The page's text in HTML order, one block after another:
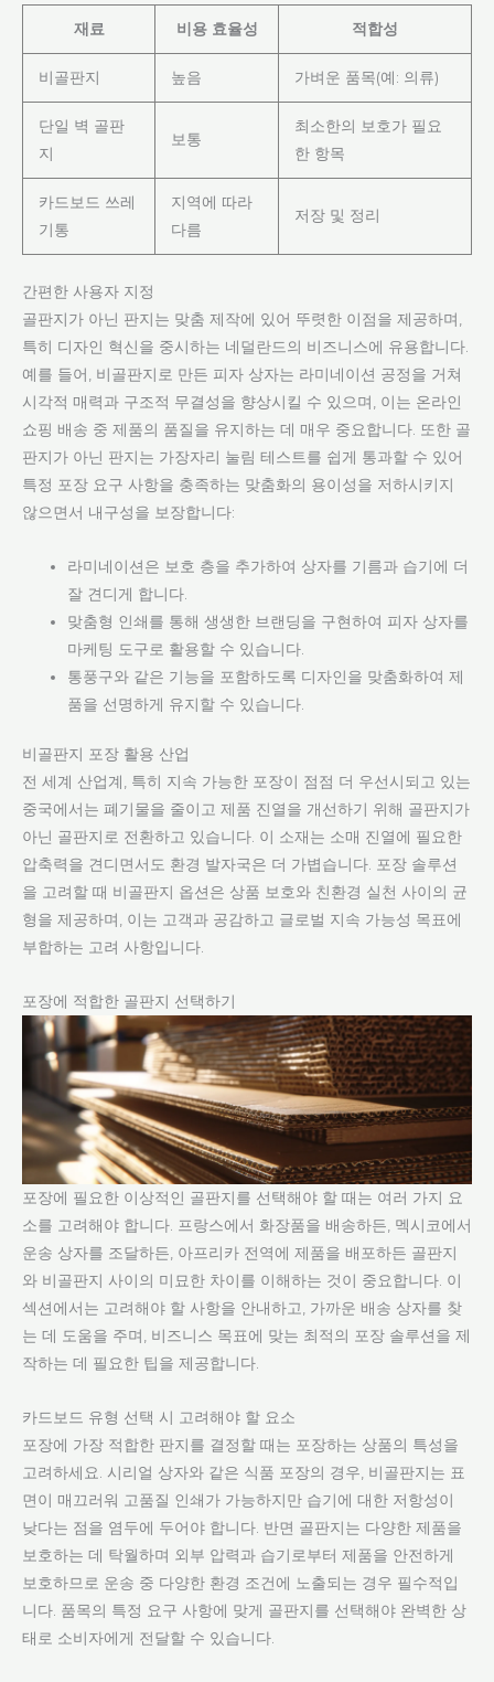
재료 비용 효율성 적합성
비골판지 높음 가벼운 품목(예: 의류)
단일 벽 골판
지
보통
최소한의 보호가 필요
한 항목
카드보드 쓰레
기통
지역에 따라
다름
저장 및 정리
간편한 사용자 지정
골판지가 아닌 판지는 맞춤 제작에 있어 뚜렷한 이점을 제공하며,
특히 디자인 혁신을 중시하는 네덜란드의 비즈니스에 유용합니다.
예를 들어, 비골판지로 만든 피자 상자는 라미네이션 공정을 거쳐
시각적 매력과 구조적 무결성을 향상시킬 수 있으며, 이는 온라인
쇼핑 배송 중 제품의 품질을 유지하는 데 매우 중요합니다. 또한 골
판지가 아닌 판지는 가장자리 눌림 테스트를 쉽게 통과할 수 있어
특정 포장 요구 사항을 충족하는 맞춤화의 용이성을 저하시키지
않으면서 내구성을 보장합니다:
라미네이션은 보호 층을 추가하여 상자를 기름과 습기에 더
잘 견디게 합니다.
맞춤형 인쇄를 통해 생생한 브랜딩을 구현하여 피자 상자를
마케팅 도구로 활용할 수 있습니다.
통풍구와 같은 기능을 포함하도록 디자인을 맞춤화하여 제
품을 선명하게 유지할 수 있습니다.
비골판지 포장 활용 산업
전 세계 산업계, 특히 지속 가능한 포장이 점점 더 우선시되고 있는
중국에서는 폐기물을 줄이고 제품 진열을 개선하기 위해 골판지가
아닌 골판지로 전환하고 있습니다. 이 소재는 소매 진열에 필요한
압축력을 견디면서도 환경 발자국은 더 가볍습니다. 포장 솔루션
을 고려할 때 비골판지 옵션은 상품 보호와 친환경 실천 사이의 균
형을 제공하며, 이는 고객과 공감하고 글로벌 지속 가능성 목표에
부합하는 고려 사항입니다.
포장에 적합한 골판지 선택하기
포장에 필요한 이상적인 골판지를 선택해야 할 때는 여러 가지 요
소를 고려해야 합니다. 프랑스에서 화장품을 배송하든, 멕시코에서
운송 상자를 조달하든, 아프리카 전역에 제품을 배포하든 골판지
와 비골판지 사이의 미묘한 차이를 이해하는 것이 중요합니다. 이
섹션에서는 고려해야 할 사항을 안내하고, 가까운 배송 상자를 찾
는 데 도움을 주며, 비즈니스 목표에 맞는 최적의 포장 솔루션을 제
작하는 데 필요한 팁을 제공합니다.
카드보드 유형 선택 시 고려해야 할 요소
포장에 가장 적합한 판지를 결정할 때는 포장하는 상품의 특성을
고려하세요. 시리얼 상자와 같은 식품 포장의 경우, 비골판지는 표
면이 매끄러워 고품질 인쇄가 가능하지만 습기에 대한 저항성이
낮다는 점을 염두에 두어야 합니다. 반면 골판지는 다양한 제품을
보호하는 데 탁월하며 외부 압력과 습기로부터 제품을 안전하게
보호하므로 운송 중 다양한 환경 조건에 노출되는 경우 필수적입
니다. 품목의 특정 요구 사항에 맞게 골판지를 선택해야 완벽한 상
태로 소비자에게 전달할 수 있습니다.